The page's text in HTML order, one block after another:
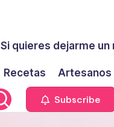
Si quieres dejarme
Recetas Artesanos
Subscribe